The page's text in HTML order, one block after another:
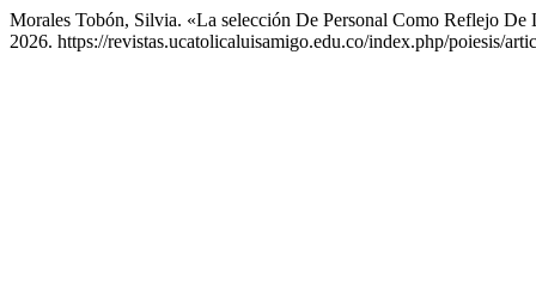
Morales Tobón, Silvia. «La selección De Personal Como Reflejo
2026. https://revistas.ucatolicaluisamigo.edu.co/index.php/poiesis/